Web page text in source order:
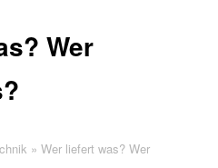
Wer
»Wer liefert was? Wer